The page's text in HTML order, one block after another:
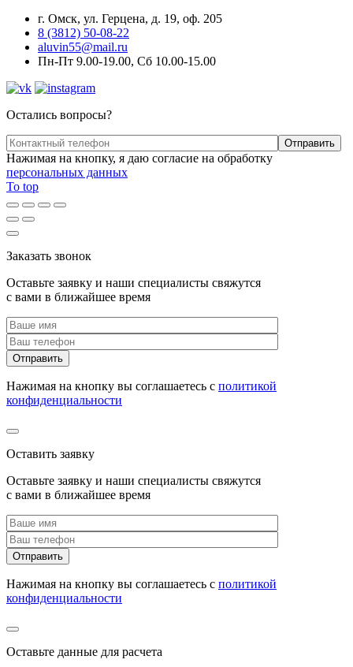
г. Омск, ул. Герцена, д. 19, оф. 205
8 (3812) 50-08-22
aluvin55@mail.ru
Пн-Пт 9.00-19.00, Сб 10.00-15.00
Остались вопросы?
Нажимая на кнопку, я даю согласие на обработку
персональных данных
To top
Заказать звонок
Оставьте заявку и наши специалисты свяжутся
с вами в ближайшее время
Нажимая на кнопку вы соглашаетесь с политикой
конфиденциальности
Оставить заявку
Оставьте заявку и наши специалисты свяжутся
с вами в ближайшее время
Нажимая на кнопку вы соглашаетесь с политикой
конфиденциальности
Оставьте данные для расчета